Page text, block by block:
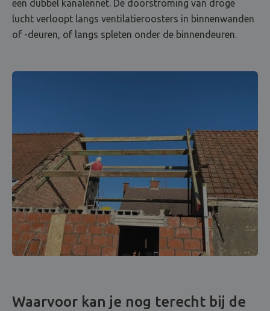
een dubbel kanalennet. De doorstroming van droge
lucht verloopt langs ventilatieroosters in binnenwanden
of -deuren, of langs spleten onder de binnendeuren.
Waarvoor kan je nog terecht bij de